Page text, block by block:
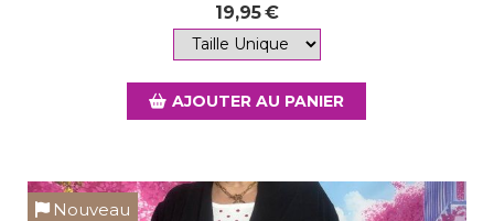
19,95€
AJOUTER AU PANIER
Nouveau